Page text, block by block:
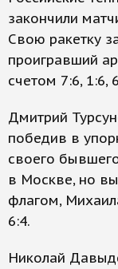
закончили
Свою ракетку
проигравший
счетом 7:6, 1:6,
Дмитрий
победив в
своего
в Москве, но
флагом,
6:4.
Николай